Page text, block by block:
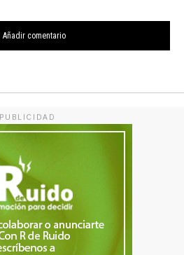
Añadir comentario
PUBLICIDAD